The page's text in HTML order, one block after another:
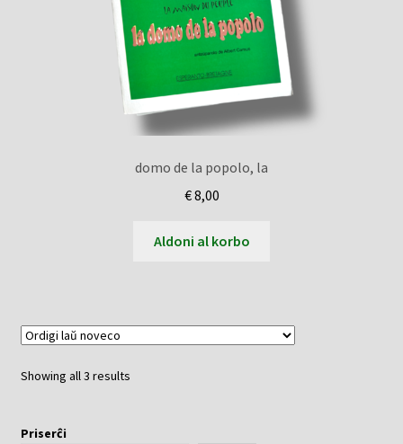
domo de la popolo, la
€8,00
Aldoni al korbo
Showing all 3 resultsSorted
Priserĉi